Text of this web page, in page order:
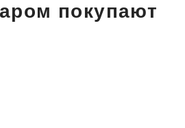
покупают